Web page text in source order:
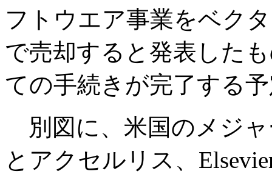
フトウエア事業をベク
で売却すると発表した
ての手続きが完了する
別図に、米国のメジ
とアクセルリス、